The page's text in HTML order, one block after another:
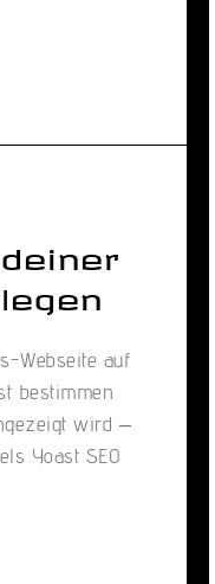
Webseite auf
bestimmen
wird –
Yoast SEO